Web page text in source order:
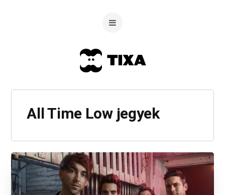
All Time Low jegyek